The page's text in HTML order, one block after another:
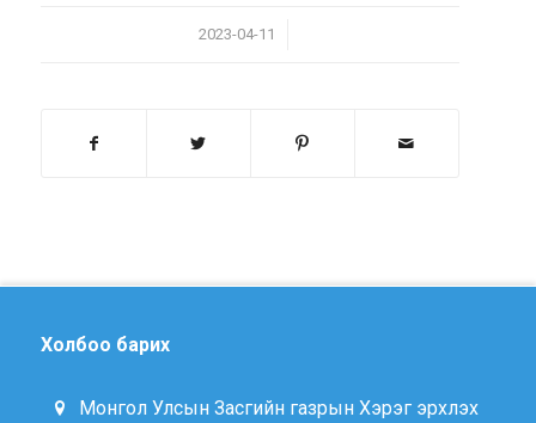
2023-04-11
/
Холбоо барих
Монгол Улсын Засгийн газрын Хэрэг эрхлэх